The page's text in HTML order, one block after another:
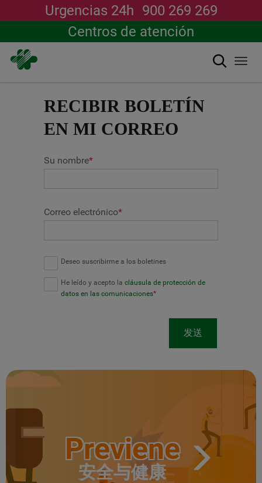
Urgencias 24h 900 269 269
Centros de atención
搜索
RECIBIR BOLETÍN
EN MI CORREO
Su nombre*
Correo electrónico*
Deseo suscribirme a los boletines
He leído y acepto la cláusula de protección de
datos en las comunicaciones*
发送
Previene
安全与健康